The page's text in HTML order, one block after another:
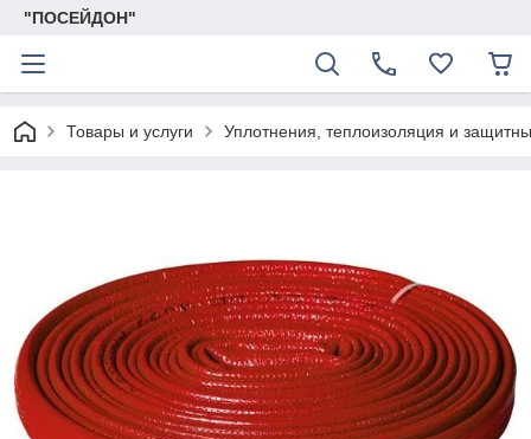
"ПОСЕЙДОН"
Товары и услуги Уплотнения, теплоизоляция и